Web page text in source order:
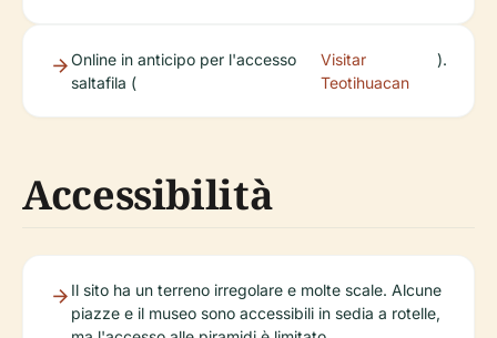
Online in anticipo per l'accesso
saltafila (
Visitar
Teotihuacan
).
Accessibilità
Il sito ha un terreno irregolare e molte scale. Alcune
piazze e il museo sono accessibili in sedia a rotelle,